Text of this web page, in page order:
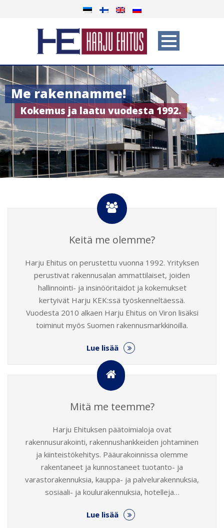
Kokemus ja laatu vuodesta 1992.
Me rakennamme!
Keitä me olemme?
Harju Ehitus on perustettu vuonna 1992. Yrityksen
perustivat rakennusalan ammattilaiset, joiden
hallinnointi- ja insinööritaidot ja kokemukset
kertyivät Harju KEK:ssä työskenneltäessä.
Vuodesta 2010 alkaen Harju Ehitus on Viron lisäksi
toiminut myös Suomen rakennusmarkkinoilla.
Lue lisää
Mitä me teemme?
Harju Ehituksen päätoimialoja ovat
rakennusurakointi, rakennushankkeiden johtaminen
ja kiinteistökehitys. Pääurakoinnissa olemme
rakentaneet ja kunnostaneet tuotanto- ja
varastorakennuksia, kauppa- ja palvelurakennuksia,
sosiaali- ja koulurakennuksia, hotelleja…
Lue lisää